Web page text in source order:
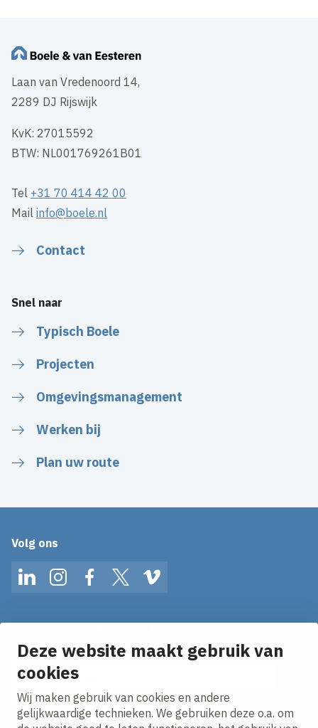
Deze website maakt gebruik van
cookies
Wij maken gebruik van cookies en andere
gelijkwaardige technieken. We gebruiken deze o.a. om
Laan van Vredenoord 14,
2289 DJ Rijswijk
KvK: 27015592
BTW: NL001769261B01
Tel +31 70 414 42 00
Mailinfo@boele.nl
Contact
Snel naar
Typisch Boele
Projecten
Omgevingsmanagement
Werken bij
Plan uw route
Volg ons
LinkedInInstagramFacebookTwitterVimeo
Ontvang onze nieuws alerts in je mailbox!
E-mailadres
Ik ga akkoord met hetprivacy statement.